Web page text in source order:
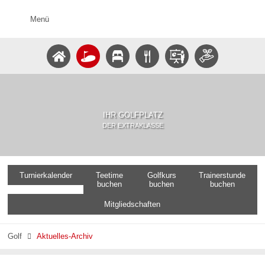
Menü
IHR GOLFPLATZ
DER EXTRAKLASSE
Turnierkalender
Teetime
buchen
Golfkurs
buchen
Trainerstunde
buchen
Mitgliedschaften
Golf  Aktuelles-Archiv